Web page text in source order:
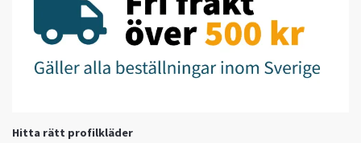
Hitta rätt profilkläder